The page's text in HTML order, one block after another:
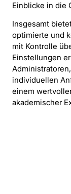
Einblicke in die
Insgesamt
optimierte und
mit Kontrolle
Einstellungen
individuellen
einem
akademischer